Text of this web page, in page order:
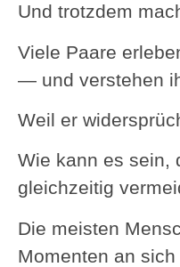
Und trotzdem
Viele Paare
— und verstehen
Weil er
Wie kann es sein,
gleichzeitig
Die meisten
Momenten an